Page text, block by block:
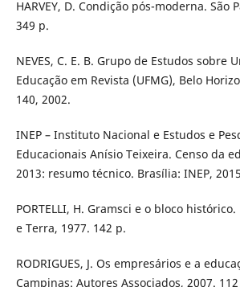
HARVEY, D. Condição pós-moderna. São
349 p.
NEVES, C. E. B. Grupo de Estudos sobre
Educação em Revista (UFMG), Belo
140, 2002.
INEP – Instituto Nacional e Estudos e
Educacionais Anísio Teixeira. Censo da
2013: resumo técnico. Brasília: INEP,
PORTELLI, H. Gramsci e o bloco histórico.
e Terra, 1977. 142 p.
RODRIGUES, J. Os empresários e a
Campinas: Autores Associados, 2007.